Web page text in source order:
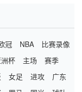
冠 NBA
比赛录像
杯 主场
赛季
女足 进攻
广东